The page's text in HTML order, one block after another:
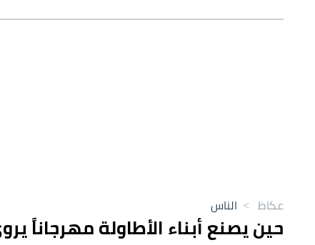
عكاظ > الناس
حين يصنع أبناء الأطاولة مهرجاناً